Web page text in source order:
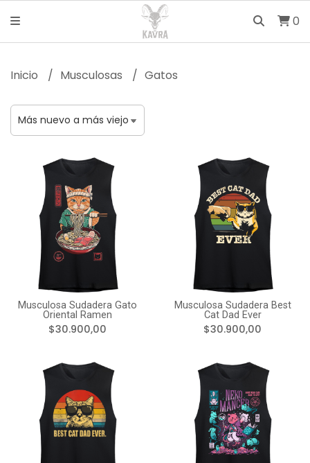
0
Inicio Musculosas Gatos
Musculosa Sudadera Gato
Oriental Ramen
$30.900,00
Musculosa Sudadera Best
Cat Dad Ever
$30.900,00